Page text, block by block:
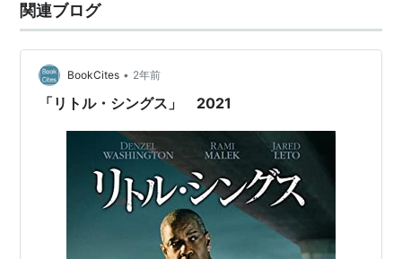
しあわせの隠れ場所
オールド・ルーキー
マイ・ドッグ・スキップ （2000） 製作
パーフェクト ワールド
（1993） 脚本
関連ブログ
BookCites • 2年前
「リトル・シングス」 2021